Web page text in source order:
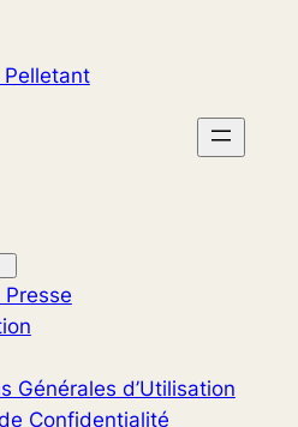
Pelletant
Presse
Générales d’Utilisation
Confidentialité